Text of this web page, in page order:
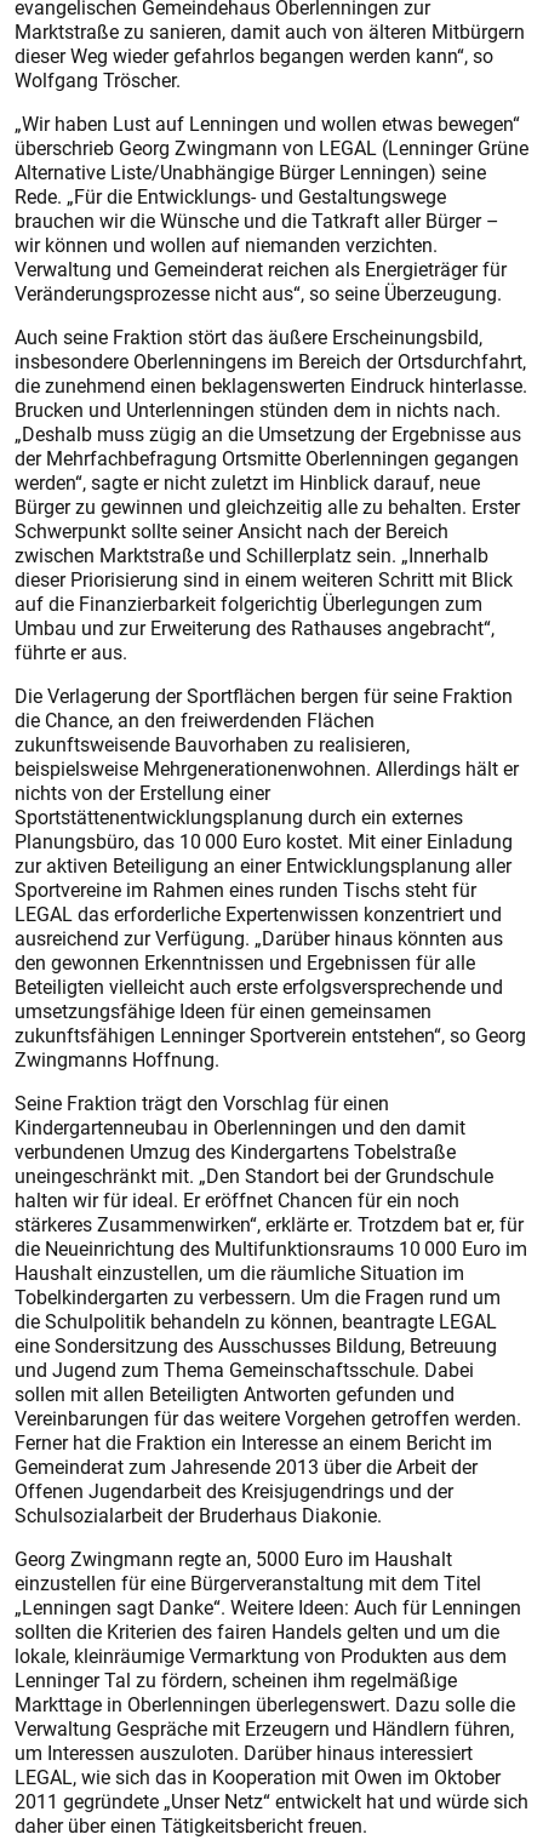
evangelischen Gemeindehaus Oberlenningen zur
Marktstraße zu sanieren, damit auch von älteren Mitbürgern
dieser Weg wieder gefahrlos begangen werden kann“, so
Wolfgang Tröscher.
„Wir haben Lust auf Lenningen und wollen etwas bewegen“
überschrieb Georg Zwingmann von LEGAL (Lenninger Grüne
Alternative Liste/Unabhängige Bürger Lenningen) seine
Rede. „Für die Entwicklungs- und Gestaltungswege
brauchen wir die Wünsche und die Tatkraft aller Bürger –
wir können und wollen auf niemanden verzichten.
Verwaltung und Gemeinderat reichen als Energieträger für
Veränderungsprozesse nicht aus“, so seine Überzeugung.
Auch seine Fraktion stört das äußere Erscheinungsbild,
insbesondere Oberlenningens im Bereich der Ortsdurchfahrt,
die zunehmend einen beklagenswerten Eindruck hinterlasse.
Brucken und Unterlenningen stünden dem in nichts nach.
„Deshalb muss zügig an die Umsetzung der Ergebnisse aus
der Mehrfachbefragung Ortsmitte Oberlenningen gegangen
werden“, sagte er nicht zuletzt im Hinblick darauf, neue
Bürger zu gewinnen und gleichzeitig alle zu behalten. Erster
Schwerpunkt sollte seiner Ansicht nach der Bereich
zwischen Marktstraße und Schillerplatz sein. „Innerhalb
dieser Priorisierung sind in einem weiteren Schritt mit Blick
auf die Finanzierbarkeit folgerichtig Überlegungen zum
Umbau und zur Erweiterung des Rathauses angebracht“,
führte er aus.
Die Verlagerung der Sportflächen bergen für seine Fraktion
die Chance, an den freiwerdenden Flächen
zukunftsweisende Bauvorhaben zu realisieren,
beispielsweise Mehrgenerationenwohnen. Allerdings hält er
nichts von der Erstellung einer
Sportstättenentwicklungsplanung durch ein externes
Planungsbüro, das 10 000 Euro kostet. Mit einer Einladung
zur aktiven Beteiligung an einer Entwicklungsplanung aller
Sportvereine im Rahmen eines runden Tischs steht für
LEGAL das erforderliche Expertenwissen konzentriert und
ausreichend zur Verfügung. „Darüber hinaus könnten aus
den gewonnen Erkenntnissen und Ergebnissen für alle
Beteiligten vielleicht auch erste erfolgsversprechende und
umsetzungsfähige Ideen für einen gemeinsamen
zukunftsfähigen Lenninger Sportverein entstehen“, so Georg
Zwingmanns Hoffnung.
Seine Fraktion trägt den Vorschlag für einen
Kindergartenneubau in Oberlenningen und den damit
verbundenen Umzug des Kindergartens Tobelstraße
uneingeschränkt mit. „Den Standort bei der Grundschule
halten wir für ideal. Er eröffnet Chancen für ein noch
stärkeres Zusammenwirken“, erklärte er. Trotzdem bat er, für
die Neueinrichtung des Multifunktionsraums 10 000 Euro im
Haushalt einzustellen, um die räumliche Situation im
Tobelkindergarten zu verbessern. Um die Fragen rund um
die Schulpolitik behandeln zu können, beantragte LEGAL
eine Sondersitzung des Ausschusses Bildung, Betreuung
und Jugend zum Thema Gemeinschaftsschule. Dabei
sollen mit allen Beteiligten Antworten gefunden und
Vereinbarungen für das weitere Vorgehen getroffen werden.
Ferner hat die Fraktion ein Interesse an einem Bericht im
Gemeinderat zum Jahresende 2013 über die Arbeit der
Offenen Jugendarbeit des Kreisjugendrings und der
Schulsozialarbeit der Bruderhaus Diakonie.
Georg Zwingmann regte an, 5000 Euro im Haushalt
einzustellen für eine Bürgerveranstaltung mit dem Titel
„Lenningen sagt Danke“. Weitere Ideen: Auch für Lenningen
sollten die Kriterien des fairen Handels gelten und um die
lokale, kleinräumige Vermarktung von Produkten aus dem
Lenninger Tal zu fördern, scheinen ihm regelmäßige
Markttage in Oberlenningen überlegenswert. Dazu solle die
Verwaltung Gespräche mit Erzeugern und Händlern führen,
um Interessen auszuloten. Darüber hinaus interessiert
LEGAL, wie sich das in Kooperation mit Owen im Oktober
2011 gegründete „Unser Netz“ entwickelt hat und würde sich
daher über einen Tätigkeitsbericht freuen.